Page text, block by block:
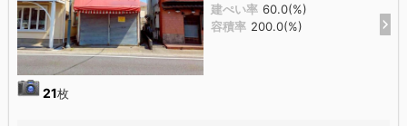
21枚
建ぺい率 60.0(%)
容積率 200.0(%)